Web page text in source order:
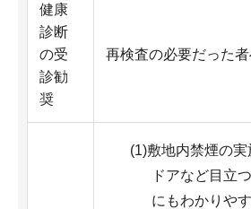
健康
診断
の受
診勧
奨
再検査の必要だった
(1)敷地内禁煙の実
ドアなど目立
にもわかりや